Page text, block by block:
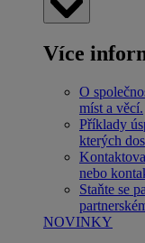
Více
O
míst a věcí.
Příklady
kterých
nebo
Staňte se
NOVINKY